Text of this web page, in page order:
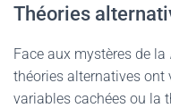
Théories
Face aux mystères de la
théories alternatives ont
variables cachées ou la